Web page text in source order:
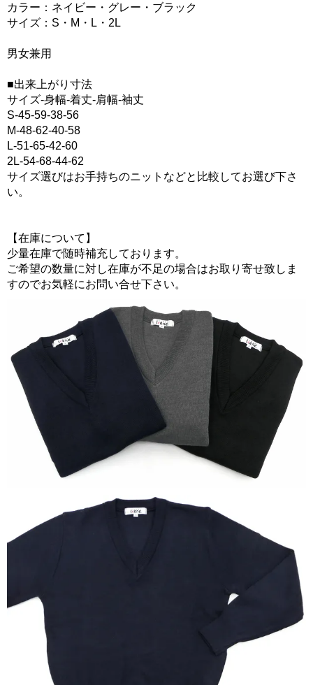
カラー：ネイビー・グレー・ブラック
サイズ：S・M・L・2L
男女兼用
■出来上がり寸法
サイズ-身幅-着丈-肩幅-袖丈
S-45-59-38-56
M-48-62-40-58
L-51-65-42-60
2L-54-68-44-62
サイズ選びはお手持ちのニットなどと比較してお選び下さ
い。
【在庫について】
少量在庫で随時補充しております。
ご希望の数量に対し在庫が不足の場合はお取り寄せ致しま
すのでお気軽にお問い合せ下さい。